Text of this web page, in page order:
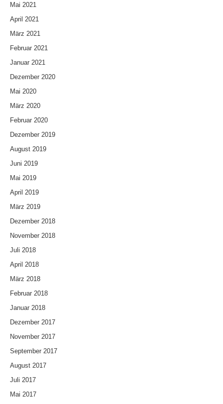
Mai 2021
April 2021
März 2021
Februar 2021
Januar 2021
Dezember 2020
Mai 2020
März 2020
Februar 2020
Dezember 2019
August 2019
Juni 2019
Mai 2019
April 2019
März 2019
Dezember 2018
November 2018
Juli 2018
April 2018
März 2018
Februar 2018
Januar 2018
Dezember 2017
November 2017
September 2017
August 2017
Juli 2017
Mai 2017